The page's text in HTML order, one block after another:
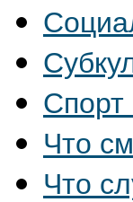
Что
Что